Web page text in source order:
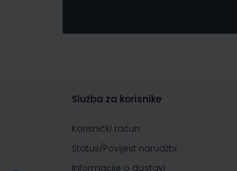
Služba za korisnike
Korisnički račun
Status/Povijest narudžbi
Informacije o dostavi